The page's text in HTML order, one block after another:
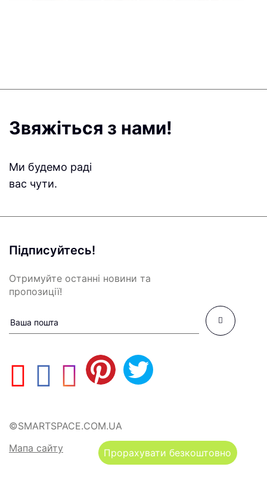
Прорахувати безкоштовно
Звяжіться з нами!
Ми будемо раді
вас чути.
Підписуйтесь!
Отримуйте останні новини та
пропозиції!
©SMARTSPACE.COM.UA
Мапа сайту